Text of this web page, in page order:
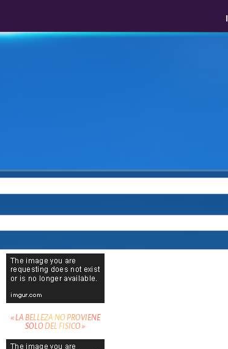
« LA BELLEZA NO PROVIENE
SOLO DEL FISICO»